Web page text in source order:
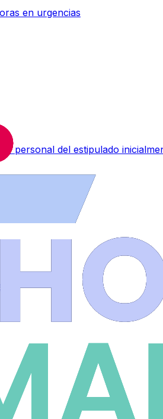
en urgencias
personal del estipulado